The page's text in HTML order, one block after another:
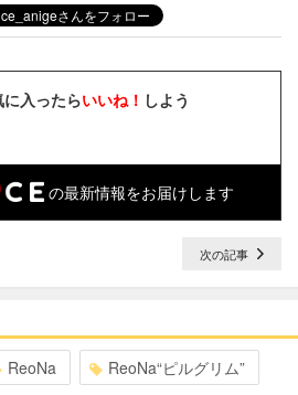
入ったらいいね！ しよう
の最新情報をお届けします
次の記事
ReoNa ReoNa“ピルグリム”